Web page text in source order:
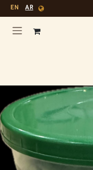
AR
EN